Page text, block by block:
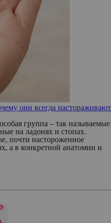
они всегда настораживают
группа – так называемые
на ладонях и стопах.
почти настороженное
а в конкретной анатомии и